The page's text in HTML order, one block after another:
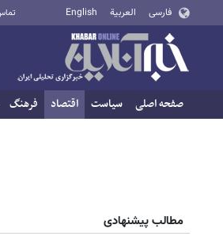
فارسی العربية English
صفحه اصلی سیاست اقتصاد فرهنگ
مطالب پیشنهادی